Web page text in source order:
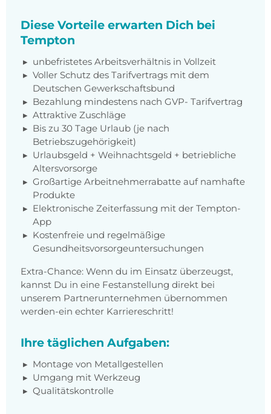
Diese Vorteile erwarten Dich bei
Tempton
unbefristetes Arbeitsverhältnis in Vollzeit
Voller Schutz des Tarifvertrags mit dem
Deutschen Gewerkschaftsbund
Bezahlung mindestens nach GVP- Tarifvertrag
Attraktive Zuschläge
Bis zu 30 Tage Urlaub (je nach
Betriebszugehörigkeit)
Urlaubsgeld + Weihnachtsgeld + betriebliche
Altersvorsorge
Großartige Arbeitnehmerrabatte auf namhafte
Produkte
Elektronische Zeiterfassung mit der Tempton-
App
Kostenfreie und regelmäßige
Gesundheitsvorsorgeuntersuchungen
Extra-Chance: Wenn du im Einsatz überzeugst,
kannst Du in eine Festanstellung direkt bei
unserem Partnerunternehmen übernommen
werden-ein echter Karriereschritt!
Ihre täglichen Aufgaben:
Montage von Metallgestellen
Umgang mit Werkzeug
Qualitätskontrolle